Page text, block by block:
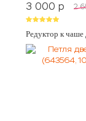
3 000 p 2
Редуктор к